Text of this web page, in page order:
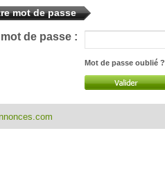
mot de passe
de passe :
Mot de passe oublié ?